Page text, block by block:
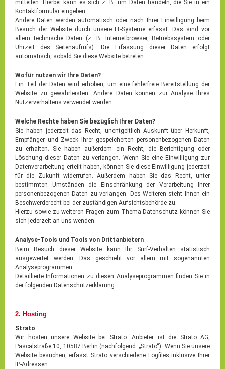
mitteilen. Hierbei kann es sich z. B. um Daten handeln, die Sie in ein
Kontaktformular eingeben.
Andere Daten werden automatisch oder nach Ihrer Einwilligung beim
Besuch der Website durch unsere IT-Systeme erfasst. Das sind vor
allem technische Daten (z. B. Internetbrowser, Betriebssystem oder
Uhrzeit des Seitenaufrufs). Die Erfassung dieser Daten erfolgt
automatisch, sobald Sie diese Website betreten.
Wofür nutzen wir Ihre Daten?
Ein Teil der Daten wird erhoben, um eine fehlerfreie Bereitstellung der
Website zu gewährleisten. Andere Daten können zur Analyse Ihres
Nutzerverhaltens verwendet werden.
Welche Rechte haben Sie bezüglich Ihrer Daten?
Sie haben jederzeit das Recht, unentgeltlich Auskunft über Herkunft,
Empfänger und Zweck Ihrer gespeicherten personenbezogenen Daten
zu erhalten. Sie haben außerdem ein Recht, die Berichtigung oder
Löschung dieser Daten zu verlangen. Wenn Sie eine Einwilligung zur
Datenverarbeitung erteilt haben, können Sie diese Einwilligung jederzeit
für die Zukunft widerrufen. Außerdem haben Sie das Recht, unter
bestimmten Umständen die Einschränkung der Verarbeitung Ihrer
personenbezogenen Daten zu verlangen. Des Weiteren steht Ihnen ein
Beschwerderecht bei der zuständigen Aufsichtsbehörde zu.
Hierzu sowie zu weiteren Fragen zum Thema Datenschutz können Sie
sich jederzeit an uns wenden.
Analyse-Tools und Tools von Drittanbietern
Beim Besuch dieser Website kann Ihr Surf-Verhalten statistisch
ausgewertet werden. Das geschieht vor allem mit sogenannten
Analyseprogrammen.
Detaillierte Informationen zu diesen Analyseprogrammen finden Sie in
der folgenden Datenschutzerklärung.
2. Hosting
Strato
Wir hosten unsere Website bei Strato. Anbieter ist die Strato AG,
Pascalstraße 10, 10587 Berlin (nachfolgend: „Strato“). Wenn Sie unsere
Website besuchen, erfasst Strato verschiedene Logfiles inklusive Ihrer
IP-Adressen.